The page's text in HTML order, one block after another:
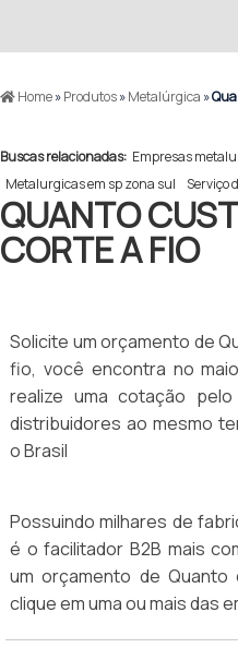
Home»Produtos»Metalúrgica »
Buscas relacionadas: Empresas
Metalurgicas em sp zona sul
Serviço
QUANTO
CORTE A FIO
Solicite um orçamento de
fio, você encontra no
realize uma cotação
distribuidores ao mesmo
o Brasil
Possuindo milhares de
é o facilitador B2B mais
um orçamento de
clique em uma ou mais das